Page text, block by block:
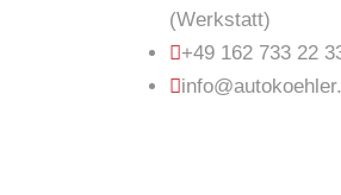
(Werkstatt)
+49 162 733 22